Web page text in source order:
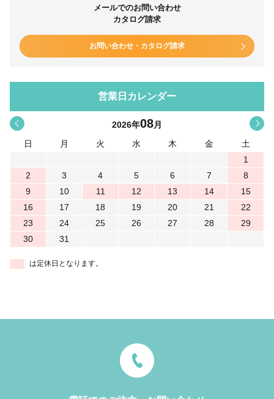
メールでのお問い合わせ
カタログ請求
お問い合わせ・カタログ請求
営業日カレンダー
< >
2026年08月
日
月 火 水 木 金
土
1
2
3 4 5 6 7
8
9
10 11 12 13 14
15
16
17 18 19 20 21
22
23
24 25 26 27 28
29
30
31
は定休日となります。